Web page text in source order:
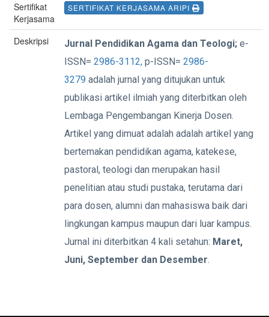
Sertifikat
Kerjasama
SERTIFIKAT KERJASAMA ARIPI
Deskripsi Jurnal Pendidikan Agama dan Teologi; e-
ISSN= 2986-3112, p-ISSN= 2986-
3279 adalah jurnal yang ditujukan untuk
publikasi artikel ilmiah yang diterbitkan oleh
Lembaga Pengembangan Kinerja Dosen.
Artikel yang dimuat adalah adalah artikel yang
bertemakan pendidikan agama, katekese,
pastoral, teologi dan merupakan hasil
penelitian atau studi pustaka, terutama dari
para dosen, alumni dan mahasiswa baik dari
lingkungan kampus maupun dari luar kampus.
Jurnal ini diterbitkan 4 kali setahun: Maret,
Juni, September dan Desember.